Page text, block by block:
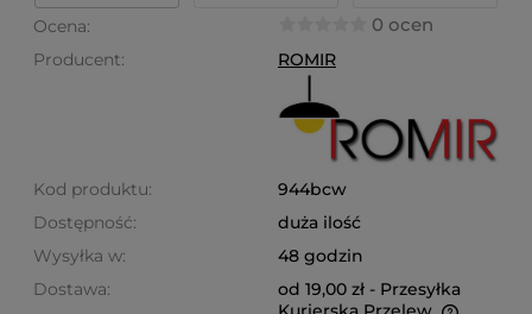
Ocena: 0 ocen
Producent: ROMIR
Kod produktu:
944bcw
Dostępność:
duża ilość
Wysyłka w:
48 godzin
Dostawa:
od 19,00 zł - Przesyłka